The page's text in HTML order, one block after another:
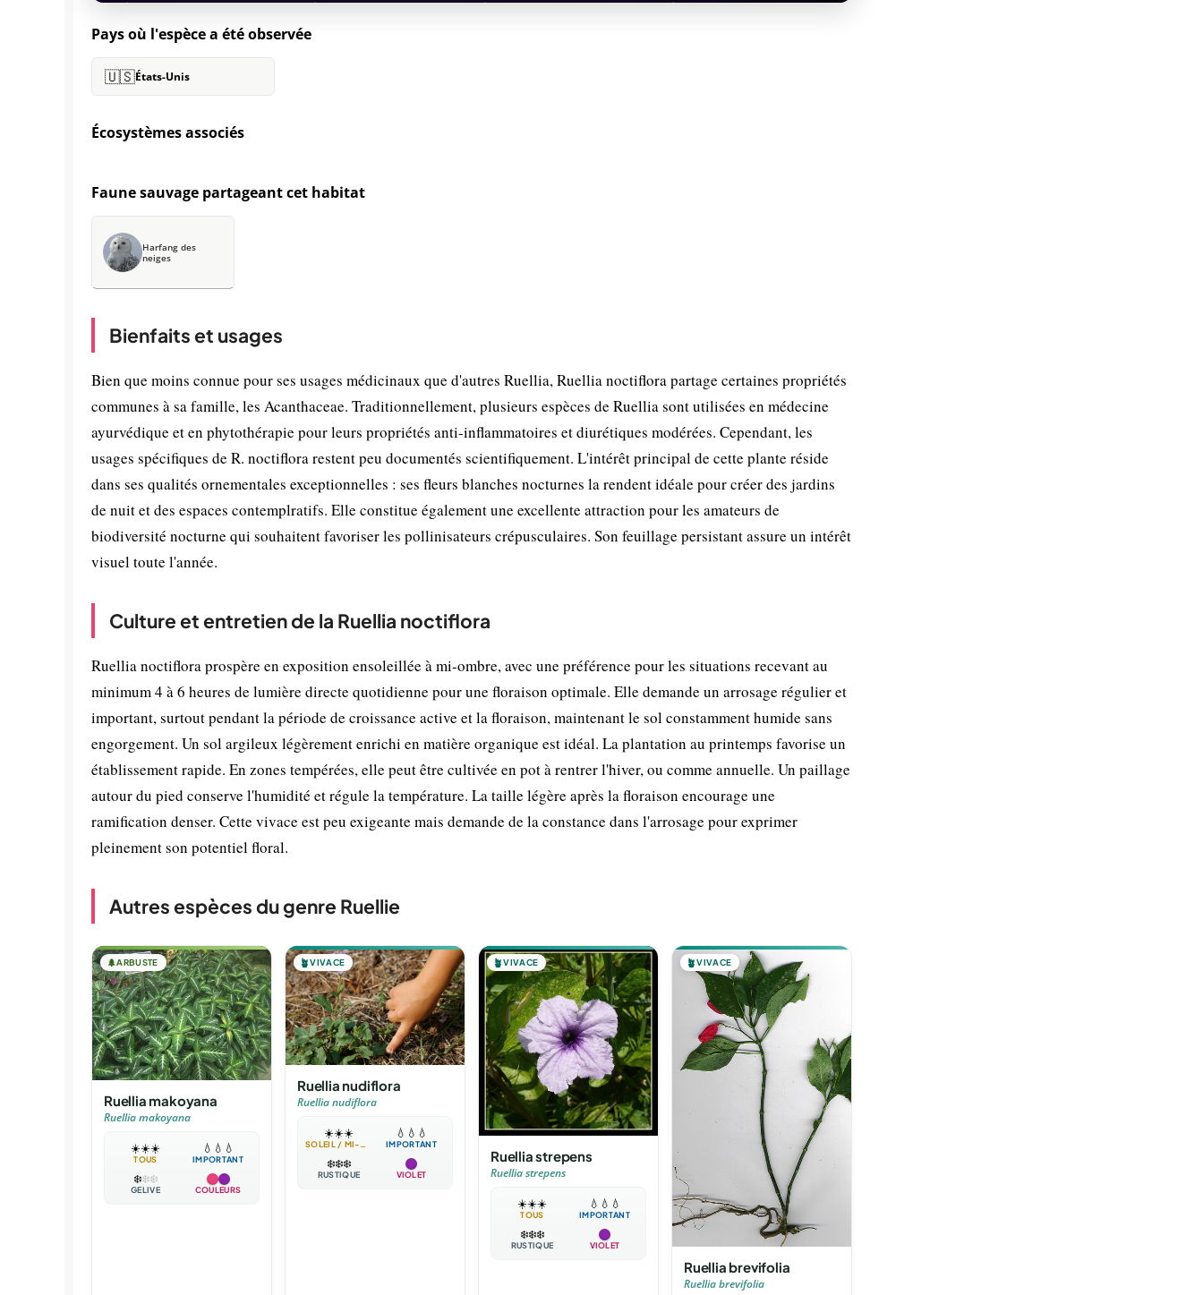
Pays où l'espèce a été observée
🇺🇸États-Unis
Écosystèmes associés
Faune sauvage partageant cet habitat
Harfang des
neiges
Bienfaits et usages
Bien que moins connue pour ses usages médicinaux que d'autres Ruellia, Ruellia noctiflora partage certaines propriétés
communes à sa famille, les Acanthaceae. Traditionnellement, plusieurs espèces de Ruellia sont utilisées en médecine
ayurvédique et en phytothérapie pour leurs propriétés anti-inflammatoires et diurétiques modérées. Cependant, les
usages spécifiques de R. noctiflora restent peu documentés scientifiquement. L'intérêt principal de cette plante réside
dans ses qualités ornementales exceptionnelles : ses fleurs blanches nocturnes la rendent idéale pour créer des jardins
de nuit et des espaces contemplratifs. Elle constitue également une excellente attraction pour les amateurs de
biodiversité nocturne qui souhaitent favoriser les pollinisateurs crépusculaires. Son feuillage persistant assure un intérêt
visuel toute l'année.
Culture et entretien de la Ruellia noctiflora
Ruellia noctiflora prospère en exposition ensoleillée à mi-ombre, avec une préférence pour les situations recevant au
minimum 4 à 6 heures de lumière directe quotidienne pour une floraison optimale. Elle demande un arrosage régulier et
important, surtout pendant la période de croissance active et la floraison, maintenant le sol constamment humide sans
engorgement. Un sol argileux légèrement enrichi en matière organique est idéal. La plantation au printemps favorise un
établissement rapide. En zones tempérées, elle peut être cultivée en pot à rentrer l'hiver, ou comme annuelle. Un paillage
autour du pied conserve l'humidité et régule la température. La taille légère après la floraison encourage une
ramification denser. Cette vivace est peu exigeante mais demande de la constance dans l'arrosage pour exprimer
pleinement son potentiel floral.
Autres espèces du genre Ruellie
🌲ARBUSTE
Ruellia makoyana
Ruellia makoyana
☀️☀️☀️
TOUS
💧 💧 💧
IMPORTANT
❄️❄️❄️
GÉLIVE COULEURS
🪴VIVACE
Ruellia nudiflora
Ruellia nudiflora
☀️☀️☀️
SOLEIL / MI-OMBRE
💧 💧 💧
IMPORTANT
❄️❄️❄️
RUSTIQUE VIOLET
🪴VIVACE
Ruellia strepens
Ruellia strepens
☀️☀️☀️
TOUS
💧 💧 💧
IMPORTANT
❄️❄️❄️
RUSTIQUE VIOLET
🪴VIVACE
Ruellia brevifolia
Ruellia brevifolia